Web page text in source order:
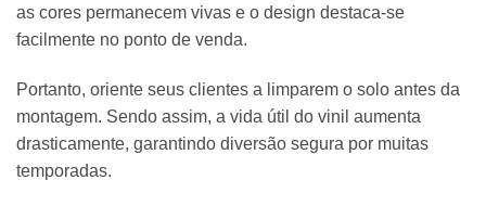
as cores permanecem vivas e o design destaca-se
facilmente no ponto de venda.
Portanto, oriente seus clientes a limparem o solo antes da
montagem. Sendo assim, a vida útil do vinil aumenta
drasticamente, garantindo diversão segura por muitas
temporadas.